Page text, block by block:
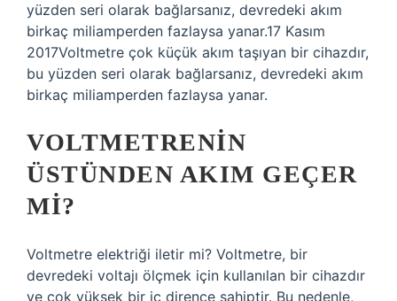
yüzden seri olarak bağlarsanız, devredeki akım
birkaç miliamperden fazlaysa yanar.17 Kasım
2017Voltmetre çok küçük akım taşıyan bir cihazdır,
bu yüzden seri olarak bağlarsanız, devredeki akım
birkaç miliamperden fazlaysa yanar.
VOLTMETRENIN
ÜSTÜNDEN AKIM GEÇER
MI?
Voltmetre elektriği iletir mi? Voltmetre, bir
devredeki voltajı ölçmek için kullanılan bir cihazdır
ve çok yüksek bir iç dirence sahiptir. Bu nedenle,